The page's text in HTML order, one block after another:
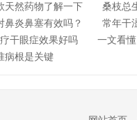
天然药物了解一下 桑枝总
炎鼻塞有效吗？
常年干
干眼症效果好吗
一文看
病根是关键